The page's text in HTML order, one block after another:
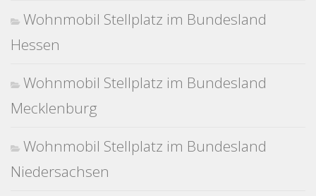
Wohnmobil Stellplatz im Bundesland
Hessen
Wohnmobil Stellplatz im Bundesland
Mecklenburg
Wohnmobil Stellplatz im Bundesland
Niedersachsen